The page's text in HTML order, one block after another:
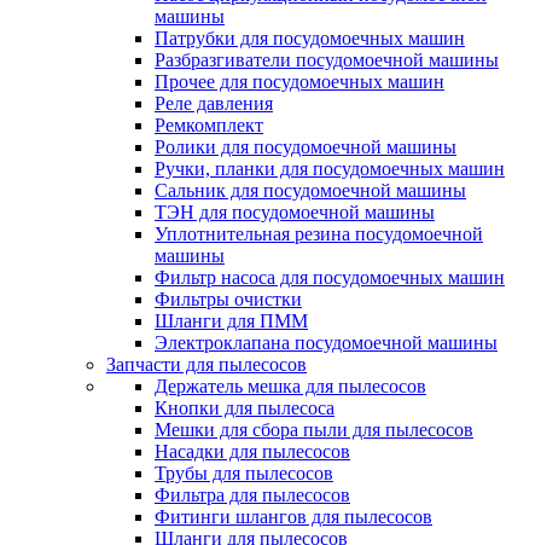
машины
Патрубки для посудомоечных машин
Разбразгиватели посудомоечной машины
Прочее для посудомоечных машин
Реле давления
Ремкомплект
Ролики для посудомоечной машины
Ручки, планки для посудомоечных машин
Сальник для посудомоечной машины
ТЭН для посудомоечной машины
Уплотнительная резина посудомоечной
машины
Фильтр насоса для посудомоечных машин
Фильтры очистки
Шланги для ПММ
Электроклапана посудомоечной машины
Запчасти для пылесосов
Держатель мешка для пылесосов
Кнопки для пылесоса
Мешки для сбора пыли для пылесосов
Насадки для пылесосов
Трубы для пылесосов
Фильтра для пылесосов
Фитинги шлангов для пылесосов
Шланги для пылесосов